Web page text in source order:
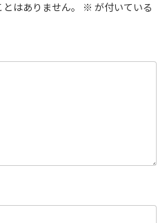
はありません。 ※ が付いている